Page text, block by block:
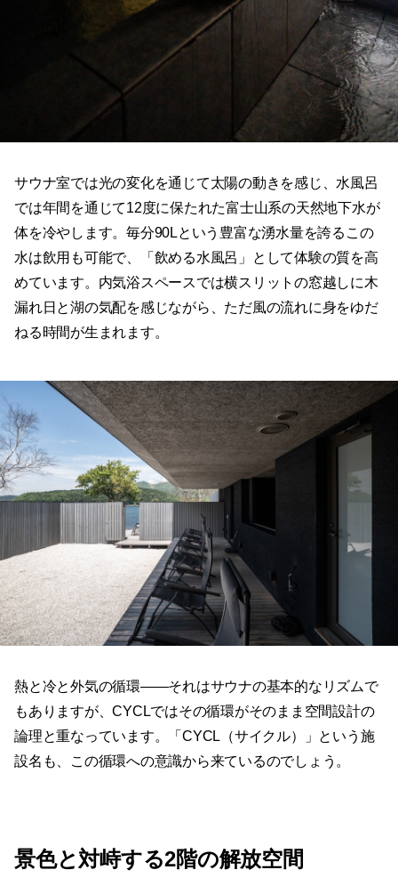
サウナ室では光の変化を通じて太陽の動きを感じ、水風呂
では年間を通じて12度に保たれた富士山系の天然地下水が
体を冷やします。毎分90Lという豊富な湧水量を誇るこの
水は飲用も可能で、「飲める水風呂」として体験の質を高
めています。内気浴スペースでは横スリットの窓越しに木
漏れ日と湖の気配を感じながら、ただ風の流れに身をゆだ
ねる時間が生まれます。
熱と冷と外気の循環——それはサウナの基本的なリズムで
もありますが、CYCLではその循環がそのまま空間設計の
論理と重なっています。「CYCL（サイクル）」という施
設名も、この循環への意識から来ているのでしょう。
景色と対峙する2階の解放空間